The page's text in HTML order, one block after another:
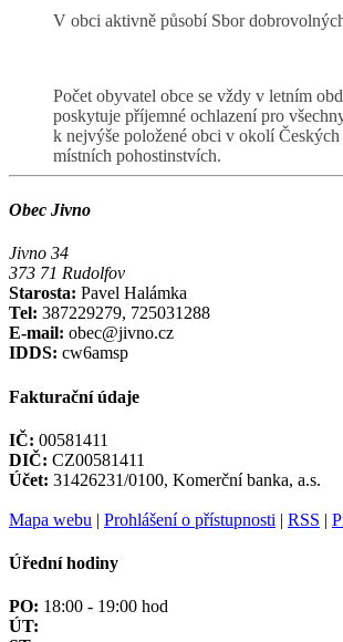
V obci aktivně působí Sbor
Počet obyvatel obce se vždy v letním
poskytuje příjemné ochlazení pro
k nejvýše položené obci v okolí
místních pohostinstvích.
Obec Jivno
Jivno 34
373 71 Rudolfov
Starosta: Pavel Halámka
Tel: 387229279, 725031288
E-mail: obec@jivno.cz
IDDS: cw6amsp
Fakturační údaje
IČ: 00581411
DIČ: CZ00581411
Účet: 31426231/0100, Komerční banka, a.s.
Mapa webu | Prohlášení o přístupnosti | RSS |
Úřední hodiny
PO: 18:00 - 19:00 hod
ÚT: